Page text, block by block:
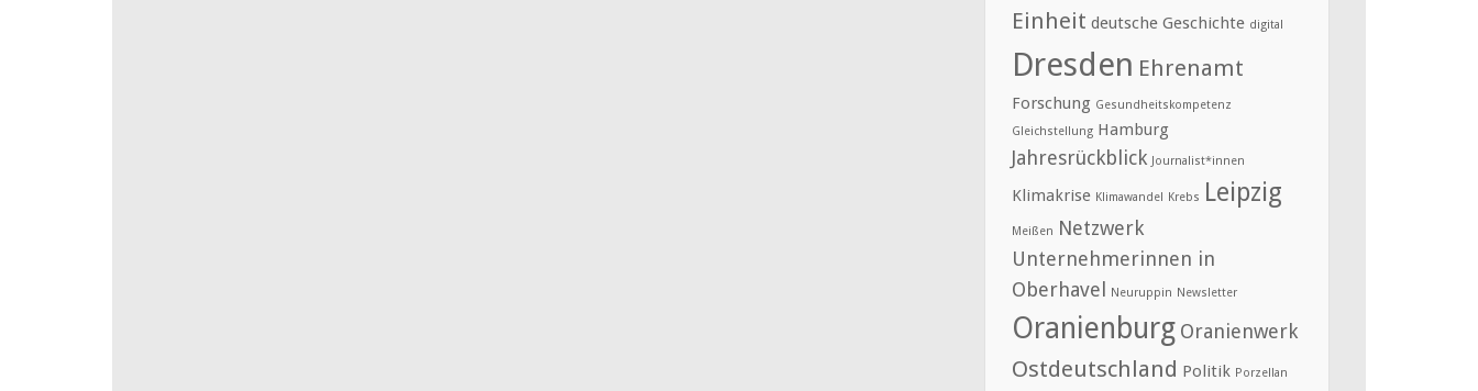
Einheit deutsche Geschichte digital
Dresden Ehrenamt
Forschung Gesundheitskompetenz
Gleichstellung Hamburg
Jahresrückblick Journalist*innen
Klimakrise Klimawandel Krebs Leipzig
Meißen Netzwerk
Unternehmerinnen in
Oberhavel
Neuruppin Newsletter
Oranienburg Oranienwerk
Ostdeutschland Politik Porzellan